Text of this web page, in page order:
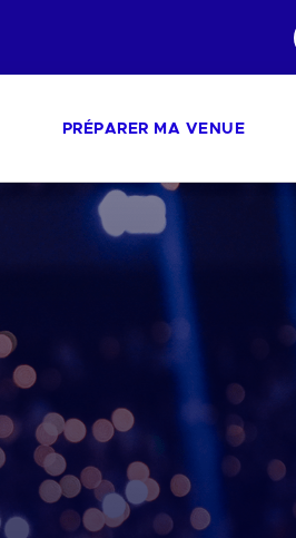
PRÉPARER MA VENUE